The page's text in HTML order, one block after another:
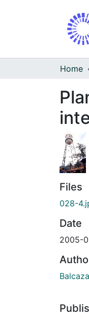
Home
Files
028-
Date
2005-